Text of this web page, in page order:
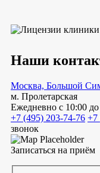
Наши
Москва, Большой
м. Пролетарская
Ежедневно с 10:00
+7 (495) 203-74-76 +7
звонок
Записаться на приём